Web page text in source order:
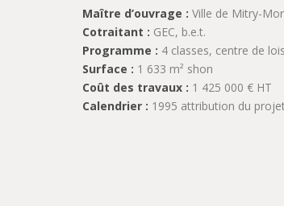
Maître d’ouvrage : Ville de Mitry-
Cotraitant : GEC, b.e.t.
Programme : 4 classes, centre de
Surface : 1 633 m² shon
Coût des travaux : 1 425 000 € HT
Calendrier : 1995 attribution du